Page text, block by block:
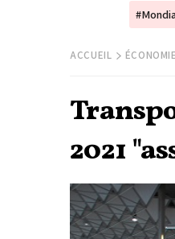
ACCUEIL ÉCONOMIE
2021